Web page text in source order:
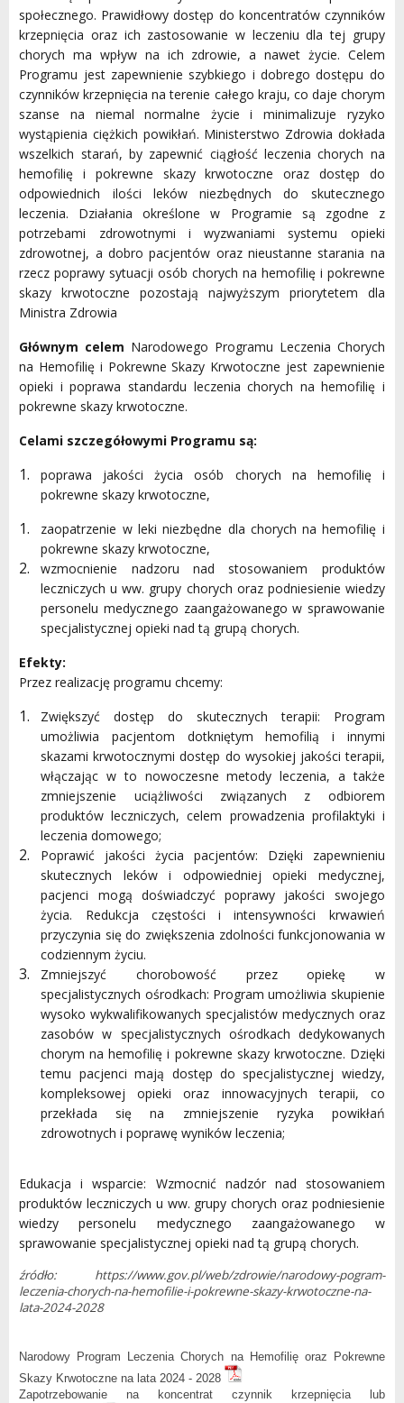
społecznego. Prawidłowy dostęp do koncentratów czynników
krzepnięcia oraz ich zastosowanie w leczeniu dla tej grupy
chorych ma wpływ na ich zdrowie, a nawet życie. Celem
Programu jest zapewnienie szybkiego i dobrego dostępu do
czynników krzepnięcia na terenie całego kraju, co daje chorym
szanse na niemal normalne życie i minimalizuje ryzyko
wystąpienia ciężkich powikłań. Ministerstwo Zdrowia dokłada
wszelkich starań, by zapewnić ciągłość leczenia chorych na
hemofilię i pokrewne skazy krwotoczne oraz dostęp do
odpowiednich ilości leków niezbędnych do skutecznego
leczenia. Działania określone w Programie są zgodne z
potrzebami zdrowotnymi i wyzwaniami systemu opieki
zdrowotnej, a dobro pacjentów oraz nieustanne starania na
rzecz poprawy sytuacji osób chorych na hemofilię i pokrewne
skazy krwotoczne pozostają najwyższym priorytetem dla
Ministra Zdrowia
Głównym celem Narodowego Programu Leczenia Chorych
na Hemofilię i Pokrewne Skazy Krwotoczne jest zapewnienie
opieki i poprawa standardu leczenia chorych na hemofilię i
pokrewne skazy krwotoczne.
Celami szczegółowymi Programu są:
poprawa jakości życia osób chorych na hemofilię i
pokrewne skazy krwotoczne,
zaopatrzenie w leki niezbędne dla chorych na hemofilię i
pokrewne skazy krwotoczne,
wzmocnienie nadzoru nad stosowaniem produktów
leczniczych u ww. grupy chorych oraz podniesienie wiedzy
personelu medycznego zaangażowanego w sprawowanie
specjalistycznej opieki nad tą grupą chorych.
Efekty:
Przez realizację programu chcemy:
Zwiększyć dostęp do skutecznych terapii: Program
umożliwia pacjentom dotkniętym hemofilią i innymi
skazami krwotocznymi dostęp do wysokiej jakości terapii,
włączając w to nowoczesne metody leczenia, a także
zmniejszenie uciążliwości związanych z odbiorem
produktów leczniczych, celem prowadzenia profilaktyki i
leczenia domowego;
Poprawić jakości życia pacjentów: Dzięki zapewnieniu
skutecznych leków i odpowiedniej opieki medycznej,
pacjenci mogą doświadczyć poprawy jakości swojego
życia. Redukcja częstości i intensywności krwawień
przyczynia się do zwiększenia zdolności funkcjonowania w
codziennym życiu.
Zmniejszyć chorobowość przez opiekę w
specjalistycznych ośrodkach: Program umożliwia skupienie
wysoko wykwalifikowanych specjalistów medycznych oraz
zasobów w specjalistycznych ośrodkach dedykowanych
chorym na hemofilię i pokrewne skazy krwotoczne. Dzięki
temu pacjenci mają dostęp do specjalistycznej wiedzy,
kompleksowej opieki oraz innowacyjnych terapii, co
przekłada się na zmniejszenie ryzyka powikłań
zdrowotnych i poprawę wyników leczenia;
Edukacja i wsparcie: Wzmocnić nadzór nad stosowaniem
produktów leczniczych u ww. grupy chorych oraz podniesienie
wiedzy personelu medycznego zaangażowanego w
sprawowanie specjalistycznej opieki nad tą grupą chorych.
źródło: https://www.gov.pl/web/zdrowie/narodowy-pogram-
leczenia-chorych-na-hemofilie-i-pokrewne-skazy-krwotoczne-na-
lata-2024-2028
Narodowy Program Leczenia Chorych na Hemofilię oraz Pokrewne
Skazy Krwotoczne na lata 2024 - 2028
Zapotrzebowanie na koncentrat czynnik krzepnięcia lub